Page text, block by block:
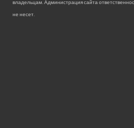
владельцам. Администрация сайта
не несет.